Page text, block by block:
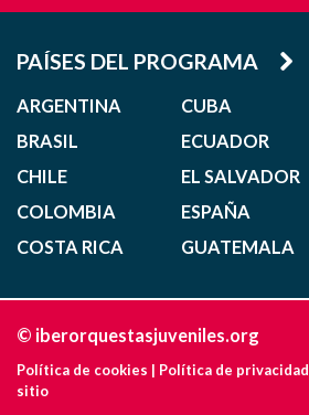
PAÍSES DEL PROGRAMA
ARGENTINA
BRASIL
CHILE
COLOMBIA
COSTA RICA
CUBA
ECUADOR
EL SALVADOR
ESPAÑA
GUATEMALA
© iberorquestasjuveniles.org
Política de cookies | Política de privacidad
sitio